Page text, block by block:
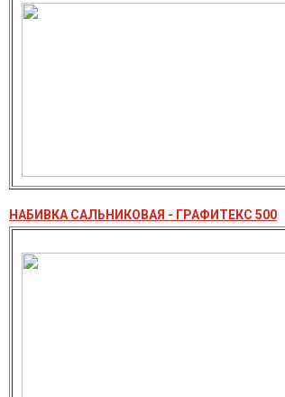
НАБИВКА САЛЬНИКОВАЯ - ГРАФИТЕКС 500